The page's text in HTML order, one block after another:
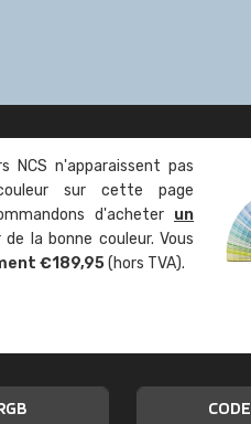
NCS n'apparaissent pas
sur cette page
d'acheter un
la bonne couleur. Vous
€189,95(hors TVA).
"Le site ne permet pas
sont les produits